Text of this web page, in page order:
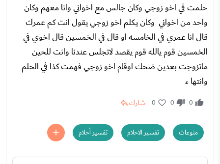
حلمت في اخو زوجي وكان جالس مع اخواني وانا معهم وكان
واحد من اخواني وكان يكلم اخو زوجي يقول انت كم عمرك
قال انا عمري في الخامسه او قال في الخمسين قال اخوي في
الخمسين قوم يالله قوم يقصد لاتجلس عندنا وانت للحين
ماتزوجت بعدين ضحك اوقام اخو زوجي فهمت كذا في الحلم
وانتها ء
0
0
0 شارك
منوعات تفسير الاحلام تفسير أحلام